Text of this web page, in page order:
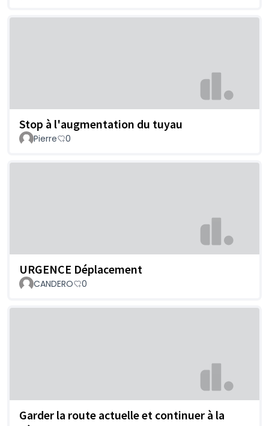
Stop à l'augmentation du tuyau
Pierre 0
URGENCE Déplacement
CANDERO 0
Garder la route actuelle et continuer à la